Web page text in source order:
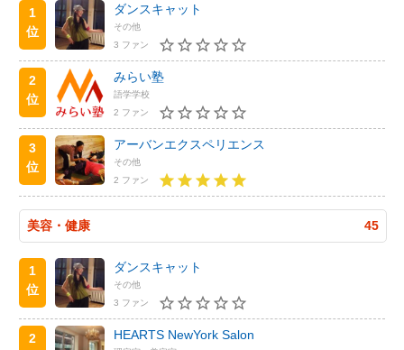
1
位
ダンスキャット
その他
3 ファン
2
位
みらい塾
語学学校
2 ファン
3
位
アーバンエクスペリエンス
その他
2 ファン
美容・健康 45
1
位
ダンスキャット
その他
3 ファン
2
HEARTS NewYork Salon